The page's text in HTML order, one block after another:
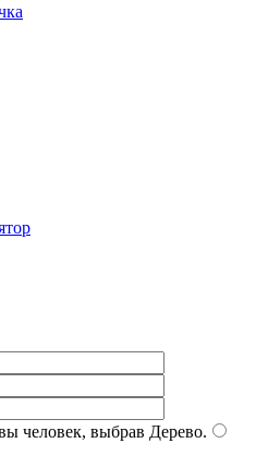
человек, выбрав Дерево.